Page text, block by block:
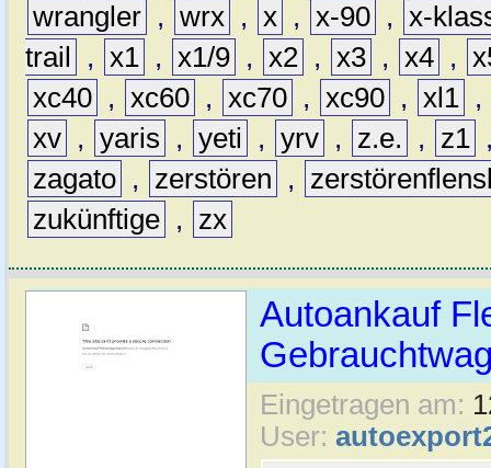
wrangler , wrx , x , x-90 , x-
trail
, x1 , x1/9 , x2 , x3 , x4 ,
xc40 , xc60 , xc70 , xc90 , xl1 ,
xv , yaris , yeti , yrv , z.e. , z1
zagato , zerstören ,
zukünftige , zx
Autoankauf
Eingetragen am:
User: